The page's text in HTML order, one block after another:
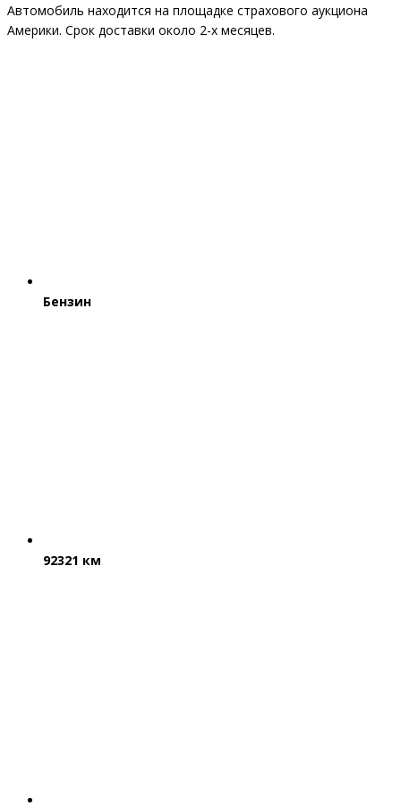
Автомобиль находится на площадке страхового аукциона
Америки. Срок доставки около 2-x месяцев.
Бензин
92321 км